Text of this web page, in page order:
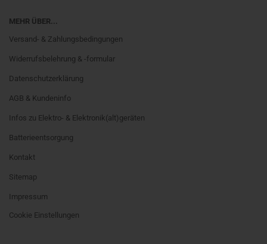
MEHR ÜBER...
Versand- & Zahlungsbedingungen
Widerrufsbelehrung & -formular
Datenschutzerklärung
AGB & Kundeninfo
Infos zu Elektro- & Elektronik(alt)geräten
Batterieentsorgung
Kontakt
Sitemap
Impressum
Cookie Einstellungen